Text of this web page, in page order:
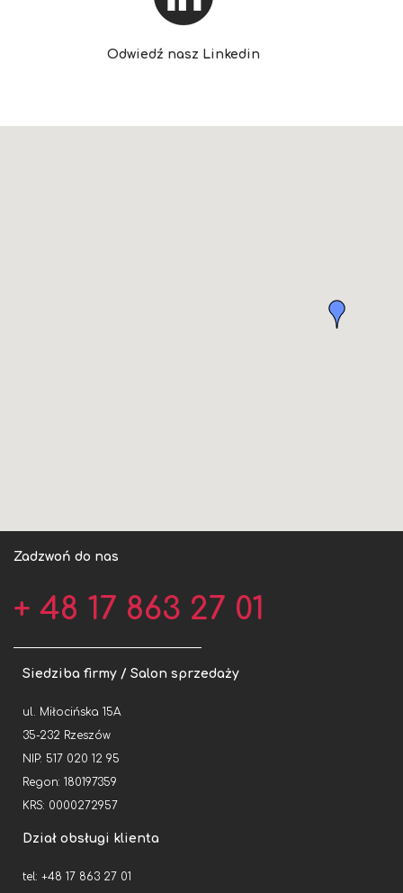
Odwiedź nasz Linkedin
Zadzwoń do nas
+ 48 17 863 27 01
Siedziba firmy / Salon sprzedaży
ul. Miłocińska 15A
35-232 Rzeszów
NIP: 517 020 12 95
Regon: 180197359
KRS: 0000272957
Dział obsługi klienta
tel: +48 17 863 27 01